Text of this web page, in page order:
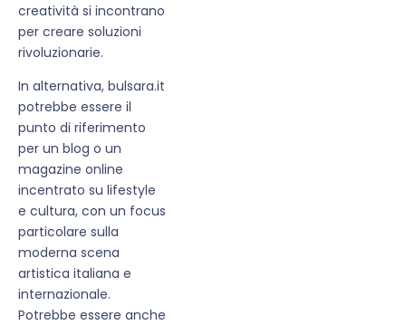
creatività si incontrano
per creare soluzioni
rivoluzionarie.
In alternativa, bulsara.it
potrebbe essere il
punto di riferimento
per un blog o un
magazine online
incentrato su lifestyle
e cultura, con un focus
particolare sulla
moderna scena
artistica italiana e
internazionale.
Potrebbe essere anche